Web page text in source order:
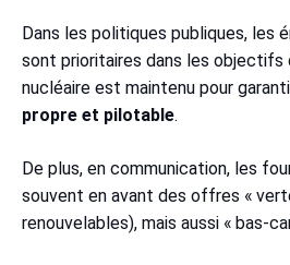
Dans les politiques publiques, les
sont prioritaires dans les objectifs
nucléaire est maintenu pour
propre et pilotable.
De plus, en communication, les
souvent en avant des offres «
renouvelables), mais aussi « bas-